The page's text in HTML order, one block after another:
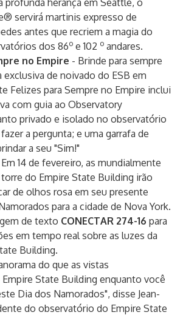
profunda herança em Seattle, o
servirá martinis expresso de
antes que recriem a magia do
dos 86o e 102 o andares.
no Empire - Brinde para sempre
exclusiva de noivado do ESB em
Felizes para Sempre no Empire inclui
com guia ao Observatory
privado e isolado no observatório
a pergunta; e uma garrafa de
a seu "Sim!"
14 de fevereiro, as mundialmente
do Empire State Building irão
de olhos rosa em seu presente
para a cidade de Nova York.
de texto CONECTAR 274-16 para
em tempo real sobre as luzes da
Building.
do que as vistas
State Building enquanto você
Dia dos Namorados", disse Jean-
do observatório do Empire State